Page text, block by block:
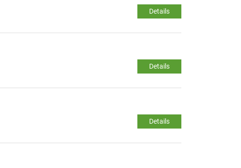
Details
Details
Details